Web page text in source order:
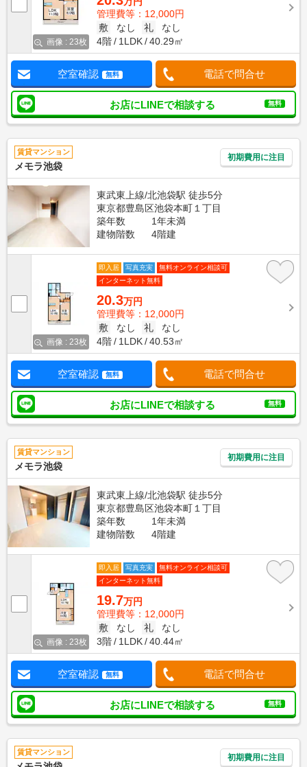
画像 : 23枚
管理費等：12,000円
敷
なし 礼
なし
4階
1LDK 40.29㎡
空室確認 無料 電話で問合せ
お店にLINEで相談する 無料
賃貸マンション
メモラ池袋
初期費用に注目
東武東上線/北池袋駅 徒歩5分
東京都豊島区池袋本町１丁目
築年数
1年未満
建物階数
4階建
画像 : 23枚
即入居 写真充実
無料オンライン相談可
インターネット無料
20.3万円
管理費等：12,000円
敷
なし 礼
なし
4階
1LDK 40.53㎡
空室確認 無料 電話で問合せ
お店にLINEで相談する 無料
賃貸マンション
メモラ池袋
初期費用に注目
東武東上線/北池袋駅 徒歩5分
東京都豊島区池袋本町１丁目
築年数
1年未満
建物階数
4階建
画像 : 23枚
即入居 写真充実
無料オンライン相談可
インターネット無料
19.7万円
管理費等：12,000円
敷
なし 礼
なし
3階
1LDK 40.44㎡
空室確認 無料 電話で問合せ
お店にLINEで相談する 無料
賃貸マンション
初期費用に注目